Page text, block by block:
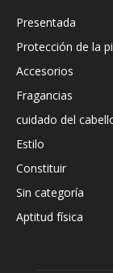
Presentada
Protección de la
Accesorios
Fragancias
cuidado del
Estilo
Constituir
Sin categoría
Aptitud física